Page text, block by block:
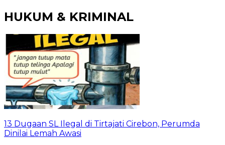
HUKUM & KRIMINAL
13 Dugaan SL Ilegal di Tirtajati Cirebon, Perumda
Dinilai Lemah Awasi